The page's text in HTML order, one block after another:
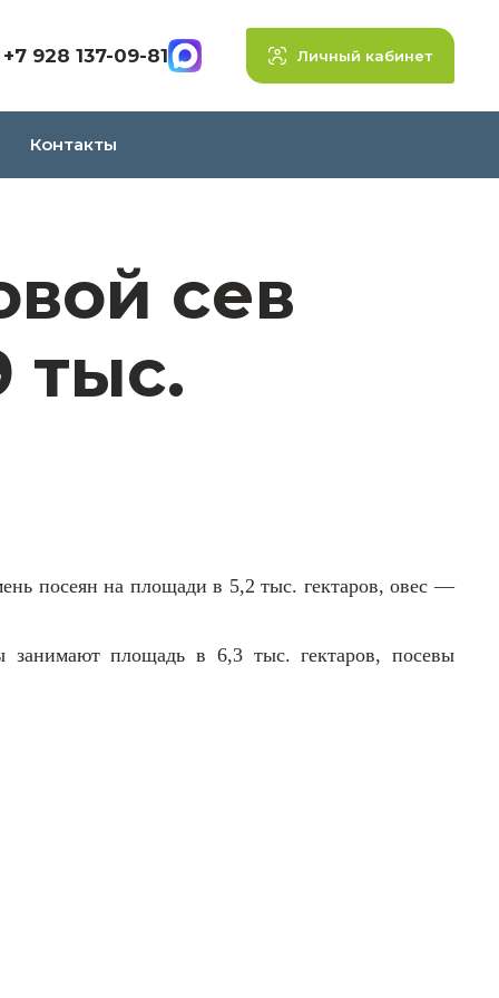
+7 928 137-09-81 Личный кабинет
Контакты
сев
тыс.
посеян на площади в 5,2 тыс. гектаров, овес —
занимают площадь в 6,3 тыс. гектаров, посевы